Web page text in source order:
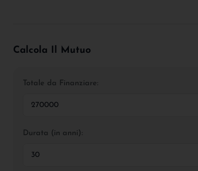
Calcola Il Mutuo
Totale da Finanziare:
Durata (in anni):